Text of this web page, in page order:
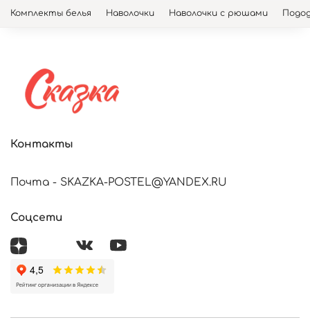
Комплекты белья Наволочки Наволочки с рюшами
Контакты
Почта - SKAZKA-POSTEL@YANDEX.RU
Соцсети